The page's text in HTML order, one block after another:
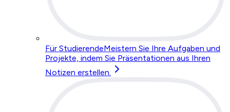
Für StudierendeMeistern Sie Ihre Aufgaben und
Projekte, indem Sie Präsentationen aus Ihren
Notizen erstellen.